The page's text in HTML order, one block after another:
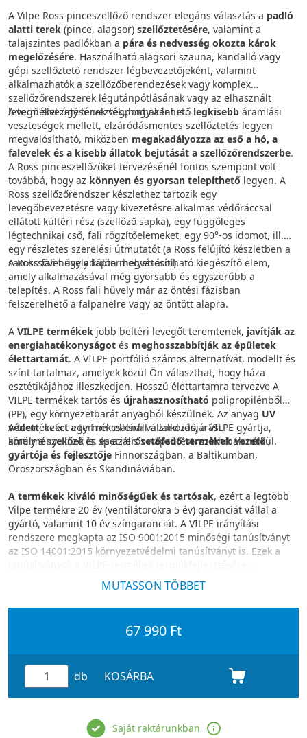
A Vilpe Ross pinceszellőző rendszer elegáns választás a padló
alatti terek (pince, alagsor) szellőztetésére, valamint a
talajszintes padlókban a pára és nedvesség okozta károk
megelőzésére. Használható alagsori szauna, kandalló vagy
gépi szellőztető rendszer légbevezetőjeként, valamint
alkalmazhatók a szellőzőberendezések vagy komplex
szellőzőrendszerek légutánpótlásának vagy az elhasznált
levegő elvezetésének végpontjaként is.
A terméket úgy tervezték, hogy a lehető legkisebb áramlási
veszteségek mellett, elzáródásmentes szellőztetés legyen
megvalósítható, miközben megakadályozza az eső a hó, a
falevelek és a kisebb állatok bejutását a szellőzőrendszerbe.
A Ross pinceszellőzőket tervezésénél fontos szempont volt
továbbá, hogy az könnyen és gyorsan telepíthető legyen. A
Ross szellőzőrendszer készlethez tartozik egy
levegőbevezetésre vagy kivezetésre alkalmas védőráccsal
ellátott kültéri rész (szellőző sapka), egy függőleges
légtechnikai cső, fali rögzítőelemeket, egy 90°-os idomot, ill.
egy részletes szerelési útmutatót (a Ross felújító készletben a
sarokcsövet egy adapter helyettesíti).
A Ross fali hüvely külön megvásárolható kiegészítő elem,
amely alkalmazásával még gyorsabb és egyszerűbb a
telepítés. A Ross fali hüvely már az öntési fázisban
felszerelhető a falpanelre vagy az öntött alapra.
A VILPE termékek jobb beltéri levegőt teremtenek, javítják az
energiahatékonyságot és meghosszabbítják az épületek
élettartamát. A VILPE portfólió számos alternatívát, modellt és
színt tartalmaz, amelyek közül Ön választhat, hogy háza
esztétikájához illeszkedjen. Hosszú élettartamra tervezve A
VILPE termékek tartós és újrahasznosítható polipropilénből
(PP), egy környezetbarát anyagból készülnek. Az anyag UV
védett, ezért a termék ellenáll a zord időjárási
körülményeknek is. és az erős napsütést, színhibák nélkül.
A termékeket egy finn családi vállalkozás, a VILPE gyártja,
amely a szellőző és speciálistetőfedő termékek vezető
gyártója és fejlesztője Finnországban, a Baltikumban,
Oroszországban és Skandináviában.
A termékek kiváló minőségűek és tartósak, ezért a legtöbb
Vilpe termékre 20 év (ventilátorokra 5 év) garanciát vállal a
gyártó, valamint 10 év színgaranciát. A VILPE irányítási
rendszere megkapta az ISO 9001:2015 minőségi tanúsítványt
az ISO 14001:2015 környezetvédelmi tanúsítványt is. Ezek a
gyártására és értékesítésére vonatkoznak.
MUTASSON TÖBBET
67 990 Ft
db KOSÁRBA
Saját raktárunkban